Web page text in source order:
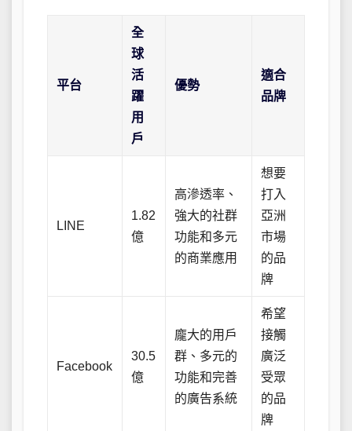
平台
全
球
活
躍
用
戶
優勢
適合
品牌
LINE
1.82
億
高滲透率、
強大的社群
功能和多元
的商業應用
想要
打入
亞洲
市場
的品
牌
Facebook
30.5
億
龐大的用戶
群、多元的
功能和完善
的廣告系統
希望
接觸
廣泛
受眾
的品
牌